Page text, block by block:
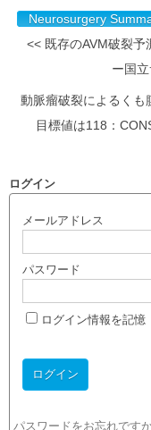
Neurosurgery
<< 既存のAVM破裂
ー国
動脈瘤破裂によるくも
目標値は118：
ログイン
メールアドレス
パスワード
ログイン情報を記憶
パスワードをお忘れです